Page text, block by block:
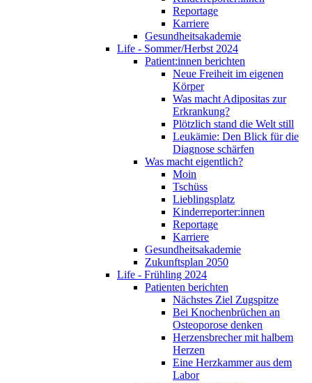
Reportage
Karriere
Gesundheitsakademie
Life - Sommer/Herbst 2024
Patient:innen berichten
Neue Freiheit im eigenen
Körper
Was macht Adipositas zur
Erkrankung?
Plötzlich stand die Welt still
Leukämie: Den Blick für die
Diagnose schärfen
Was macht eigentlich?
Moin
Tschüss
Lieblingsplatz
Kinderreporter:innen
Reportage
Karriere
Gesundheitsakademie
Zukunftsplan 2050
Life - Frühling 2024
Patienten berichten
Nächstes Ziel Zugspitze
Bei Knochenbrüchen an
Osteoporose denken
Herzensbrecher mit halbem
Herzen
Eine Herzkammer aus dem
Labor